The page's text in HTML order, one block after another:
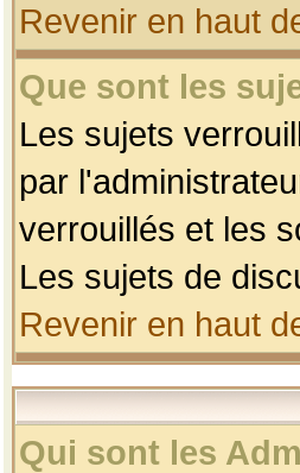
Revenir en haut
Que sont les
Les sujets
par
verrouillés et les
Les sujets de
Revenir en haut
Qui sont les